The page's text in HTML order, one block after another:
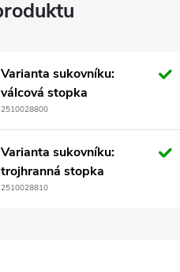
Varianta sukovníku:
válcová stopka
2510028800
Varianta sukovníku:
trojhranná stopka
2510028810